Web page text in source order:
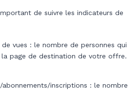
de suivre les indicateurs de
vues : le nombre de personnes qui
la page de destination de votre offre.
inscriptions : le nombre